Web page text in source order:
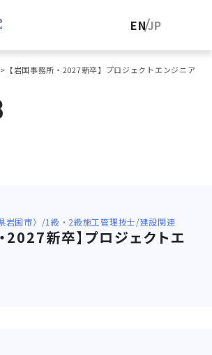
ENJP
【岩国事務所・2027新卒】プロジェクトエンジニア
岩国市） 1級・2級施工管理技士 建設関連
2027新卒】プロジェクトエ